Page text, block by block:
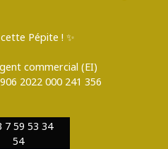
Pépite ! ✨
commercial (EI)
2022 000 241 356
7 59 53 34
54